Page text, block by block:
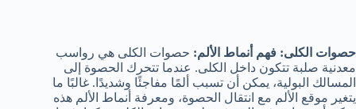
حصوات الكلى: فهم أنماط الألم: حصوات الكلى هي رواسب
معدنية صلبة تتكون داخل الكلى. عندما تتحرك الحصوة إلى
المسالك البولية، يمكن أن تسبب ألمًا مفاجئًا وشديدًا. غالبًا ما
يتغير موقع الألم مع انتقال الحصوة، ومعرفة أنماط الألم هذه